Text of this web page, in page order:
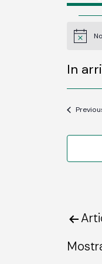
Notice
In